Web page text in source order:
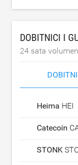
DOBITNICI I
24 sata
Heima HEI
Catecoin
STONK